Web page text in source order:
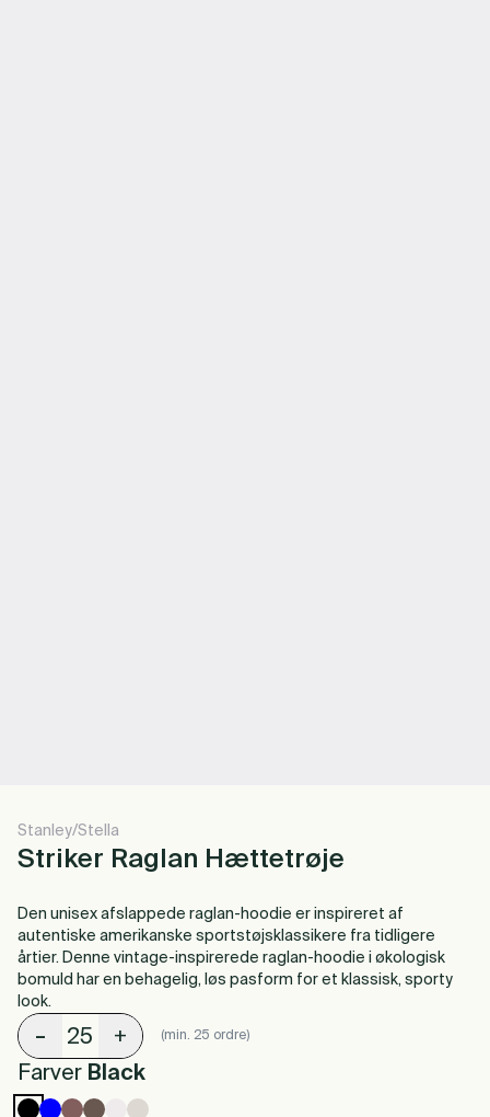
Stanley/Stella
Striker Raglan Hættetrøje
Den unisex afslappede raglan-hoodie er inspireret af
autentiske amerikanske sportstøjsklassikere fra tidligere
årtier. Denne vintage-inspirerede raglan-hoodie i økologisk
bomuld har en behagelig, løs pasform for et klassisk, sporty
look.
- + (min. 25 ordre)
Farver Black